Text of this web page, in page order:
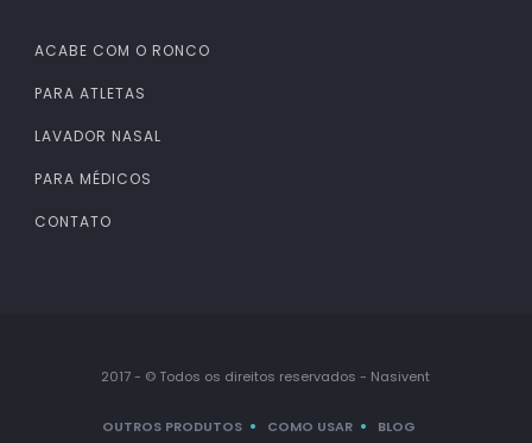
ACABE COM O RONCO
PARA ATLETAS
LAVADOR NASAL
PARA MÉDICOS
CONTATO
2017 - © Todos os direitos reservados - Nasivent
OUTROS PRODUTOS COMO USAR BLOG